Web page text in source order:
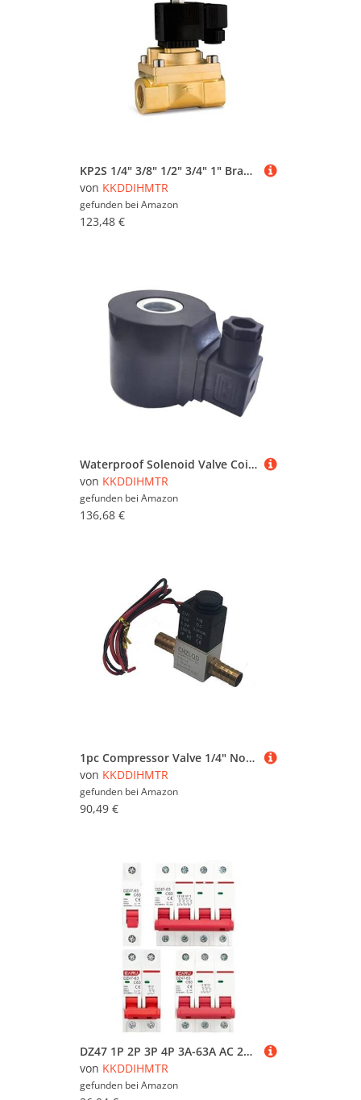
KP2S 1/4" 3/8" 1/2" 3/4" 1" Brass Pilot Piston Solenoid Valve DC12V DC24V AC220V 110V Normally Closed Solenoid Valve(G-12v,DN8)(G-24v,DN15)
von KKDDIHMTR
gefunden bei Amazon
123,48 €
Waterproof Solenoid Valve Coil Inner Diameter 20mm Height 56mm with Energy-Saving Module AC24V/36V/110V/220V/380V DC12V/24V(AC220V,Normal Type)(Ac110v,Normal Type)
von KKDDIHMTR
gefunden bei Amazon
136,68 €
1pc Compressor Valve 1/4" Normally Closed Pneumatic Aluminum Solenoid Valves 12V 24V 110V 220V Voltage for Air Water Oil(12MM-12MM Barb,AC110V)(12mm-12mm Barb,AC110V)
von KKDDIHMTR
gefunden bei Amazon
90,49 €
DZ47 1P 2P 3P 4P 3A-63A AC 230V 400V C Type Mini Circuit Breaker Short Overload Protector Din Rail Mount Breaking Capacity(1P,25A)
von KKDDIHMTR
gefunden bei Amazon